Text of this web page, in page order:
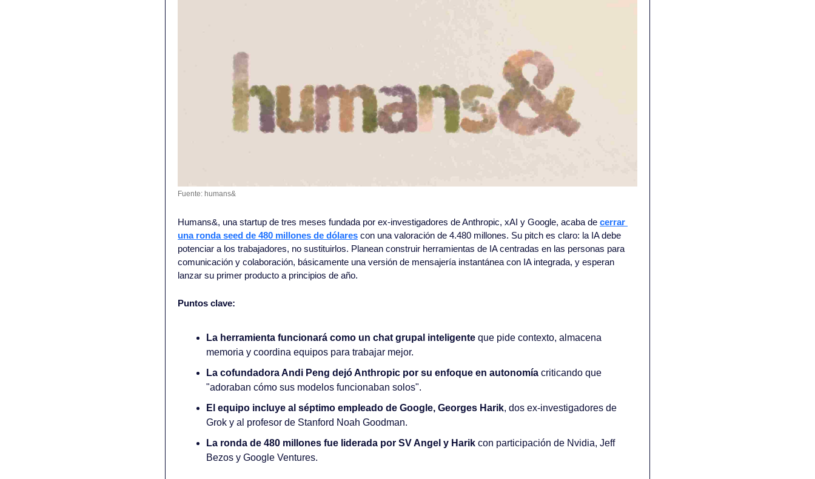
Fuente: humans&
Humans&, una startup de tres meses fundada por ex-investigadores de Anthropic, xAI y Google, acaba de cerrar
una ronda seed de 480 millones de dólares con una valoración de 4.480 millones. Su pitch es claro: la IA debe
potenciar a los trabajadores, no sustituirlos. Planean construir herramientas de IA centradas en las personas para
comunicación y colaboración, básicamente una versión de mensajería instantánea con IA integrada, y esperan
lanzar su primer producto a principios de año.
Puntos clave:
La herramienta funcionará como un chat grupal inteligente que pide contexto, almacena
memoria y coordina equipos para trabajar mejor.
La cofundadora Andi Peng dejó Anthropic por su enfoque en autonomía criticando que
"adoraban cómo sus modelos funcionaban solos".
El equipo incluye al séptimo empleado de Google, Georges Harik, dos ex-investigadores de
Grok y al profesor de Stanford Noah Goodman.
La ronda de 480 millones fue liderada por SV Angel y Harik con participación de Nvidia, Jeff
Bezos y Google Ventures.